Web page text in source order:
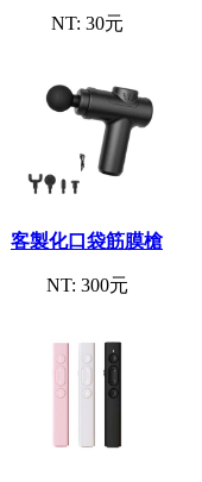
NT: 30元
客製化口袋筋膜槍
NT: 300元